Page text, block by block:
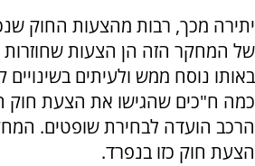
יתירה מכך, רבות מהצעות החוק
של המחקר הזה הן הצעות
באותו נוסח ממש ולעיתים בשינויים
כמה ח"כים שהגישו את הצעת חוק
הרכב הועדה לבחירת שופטים.
הצעת חוק כזו בנפרד.